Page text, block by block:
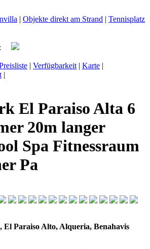
| Objekte direkt am Strand | Tennisplatz
| Verfügbarkeit | Karte |
|
El Paraiso Alta 6
20m langer
Spa Fitnessraum
Pa
El Paraiso Alto, Alqueria, Benahavis